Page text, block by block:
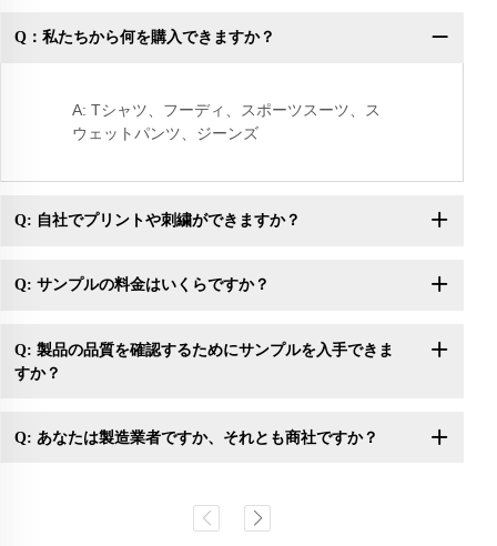
Q：私たちから何を購入できますか？
A: Tシャツ、フーディ、スポーツスーツ、ス
ウェットパンツ、ジーンズ
Q: 自社でプリントや刺繍ができますか？
Q: サンプルの料金はいくらですか？
Q: 製品の品質を確認するためにサンプルを入手できま
すか？
Q: あなたは製造業者ですか、それとも商社ですか？